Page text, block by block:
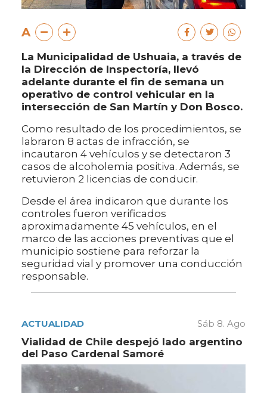
A
La Municipalidad de Ushuaia, a través de
la Dirección de Inspectoría, llevó
adelante durante el fin de semana un
operativo de control vehicular en la
intersección de San Martín y Don Bosco.
Como resultado de los procedimientos, se
labraron 8 actas de infracción, se
incautaron 4 vehículos y se detectaron 3
casos de alcoholemia positiva. Además, se
retuvieron 2 licencias de conducir.
Desde el área indicaron que durante los
controles fueron verificados
aproximadamente 45 vehículos, en el
marco de las acciones preventivas que el
municipio sostiene para reforzar la
seguridad vial y promover una conducción
responsable.
ACTUALIDAD Sáb 8. Ago
Vialidad de Chile despejó lado argentino
del Paso Cardenal Samoré